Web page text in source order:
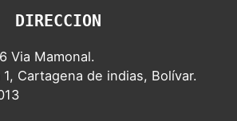
DIRECCION
Via Mamonal.
Cartagena de indias, Bolívar.